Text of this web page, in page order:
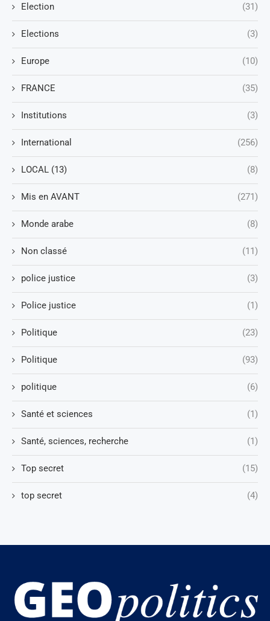
Election (31)
Elections (3)
Europe (10)
FRANCE (35)
Institutions (3)
International (256)
LOCAL (13) (8)
Mis en AVANT (271)
Monde arabe (8)
Non classé (11)
police justice (3)
Police justice (1)
Politique (23)
Politique (93)
politique (6)
Santé et sciences (1)
Santé, sciences, recherche (1)
Top secret (15)
top secret (4)